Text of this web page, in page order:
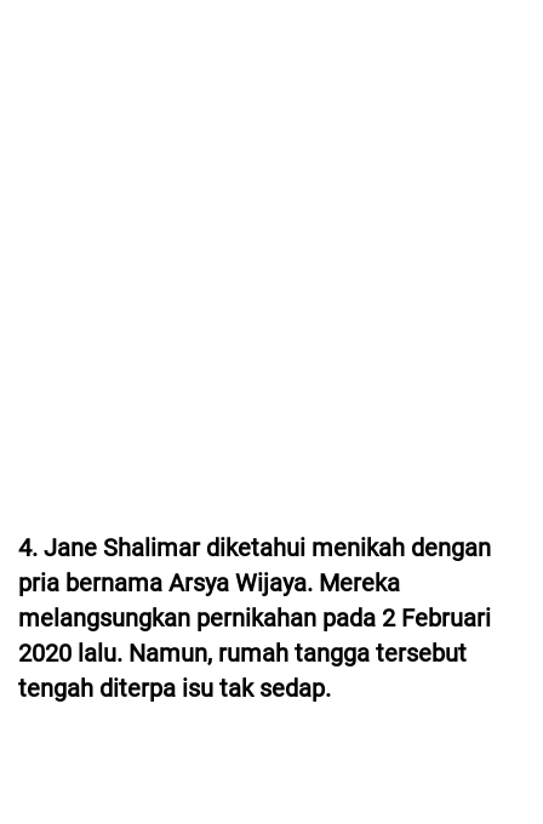
4. Jane Shalimar diketahui menikah dengan
pria bernama Arsya Wijaya. Mereka
melangsungkan pernikahan pada 2 Februari
2020 lalu. Namun, rumah tangga tersebut
tengah diterpa isu tak sedap.